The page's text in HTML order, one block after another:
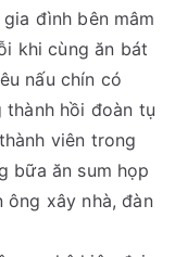
đình bên mâm
khi cùng ăn bát
nấu chín có
thành hồi đoàn tụ
viên trong
bữa ăn sum họp
ông xây nhà, đàn